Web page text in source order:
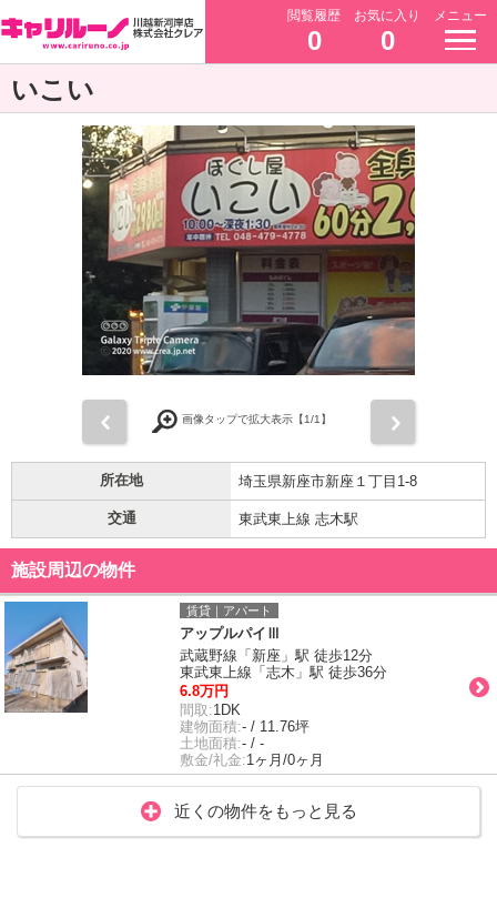
閲覧履歴
0
お気に入り
0
メニュー
いこい
画像タップで拡大表示【1/1】
所在地 埼玉県新座市新座１丁目1-8
交通 東武東上線 志木駅
施設周辺の物件
賃貸｜アパート
アップルパイⅢ
武蔵野線「新座」駅 徒歩12分
東武東上線「志木」駅 徒歩36分
6.8万円
間取:1DK
建物面積:- / 11.76坪
土地面積:- / -
敷金/礼金:1ヶ月/0ヶ月
近くの物件をもっと見る